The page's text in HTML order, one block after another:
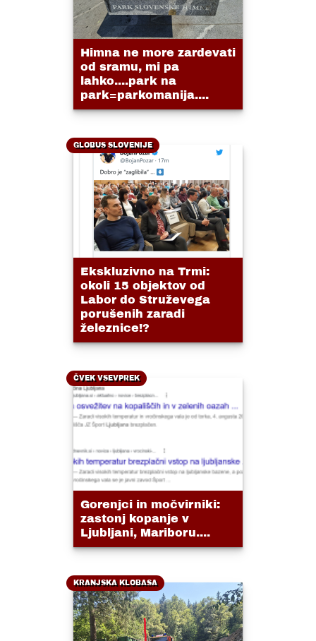
Himna ne more zardevati
od sramu, mi pa
lahko....park na
park=parkomanija....
GLOBUS SLOVENIJE
Ekskluzivno na Trmi:
okoli 15 objektov od
Labor do Struževega
porušenih zaradi
železnice!?
ČVEK VSEVPREK
Gorenjci in močvirniki:
zastonj kopanje v
Ljubljani, Mariboru....
KRANJSKA KLOBASA